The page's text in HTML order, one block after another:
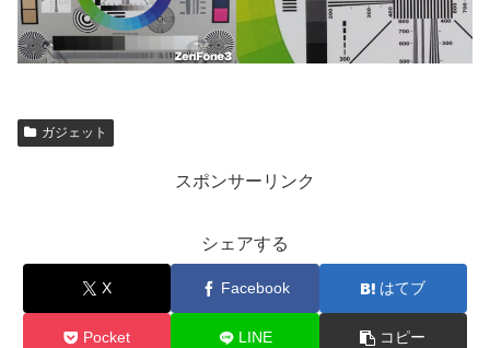
ガジェット
スポンサーリンク
シェアする
X Facebook はてブ
Pocket LINE コピー